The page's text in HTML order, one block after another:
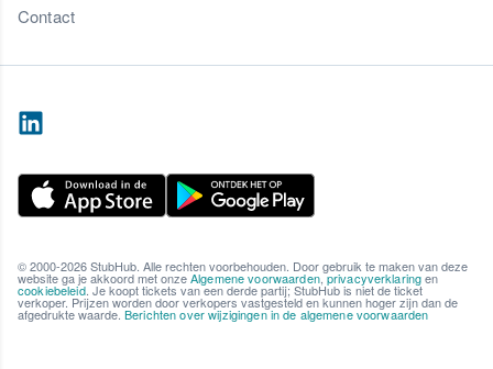
Contact
© 2000-2026 StubHub. Alle rechten voorbehouden. Door gebruik te maken van deze
website ga je akkoord met onzeAlgemene voorwaarden,privacyverklaringen
cookiebeleid. Je koopt tickets van een derde partij; StubHub is niet de ticket
verkoper. Prijzen worden door verkopers vastgesteld en kunnen hoger zijn dan de
afgedrukte waarde. Berichten over wijzigingen in de algemene voorwaarden